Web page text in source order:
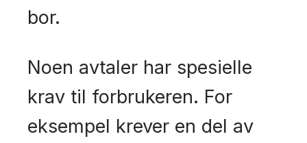
bor.
Noen avtaler har spesielle
krav til forbrukeren. For
eksempel krever en del av